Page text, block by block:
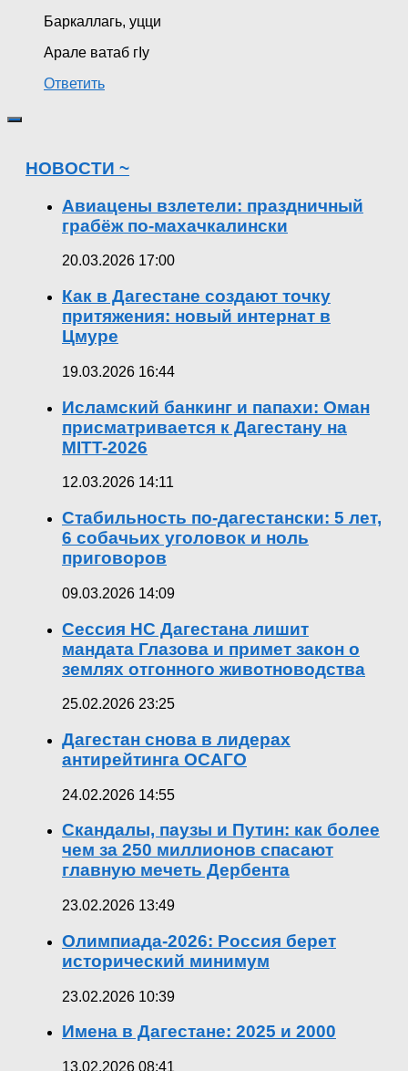
Баркаллагь, уцци
Арале ватаб гӀу
Ответить
НОВОСТИ ~
Авиацены взлетели: праздничный
грабёж по-махачкалински
20.03.2026 17:00
Как в Дагестане создают точку
притяжения: новый интернат в
Цмуре
19.03.2026 16:44
Исламский банкинг и папахи: Оман
присматривается к Дагестану на
MITT-2026
12.03.2026 14:11
Стабильность по-дагестански: 5 лет,
6 собачьих уголовок и ноль
приговоров
09.03.2026 14:09
Сессия НС Дагестана лишит
мандата Глазова и примет закон о
землях отгонного животноводства
25.02.2026 23:25
Дагестан снова в лидерах
антирейтинга ОСАГО
24.02.2026 14:55
Скандалы, паузы и Путин: как более
чем за 250 миллионов спасают
главную мечеть Дербента
23.02.2026 13:49
Олимпиада-2026: Россия берет
исторический минимум
23.02.2026 10:39
Имена в Дагестане: 2025 и 2000
13.02.2026 08:41